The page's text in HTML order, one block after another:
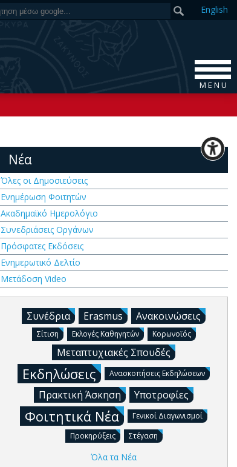
English
M E N U
Νέα
Όλες οι Δημοσιεύσεις
Ενημέρωση Φοιτητών
Ακαδημαϊκό Ημερολόγιο
Συνεδριάσεις Οργάνων
Πρόσφατες Εκδόσεις
Ενημερωτικό Δελτίο
Μετάδοση Video
Συνέδρια Erasmus Ανακοινώσεις
Σίτιση Εκλογές Καθηγητών Κορωνοϊός
Μεταπτυχιακές Σπουδές
Εκδηλώσεις Ανασκοπήσεις Εκδηλώσεων
Πρακτική Άσκηση Υποτροφίες
Φοιτητικά Νέα
Γενικοί Διαγωνισμοί
Προκηρύξεις
Στέγαση
Όλα τα Νέα